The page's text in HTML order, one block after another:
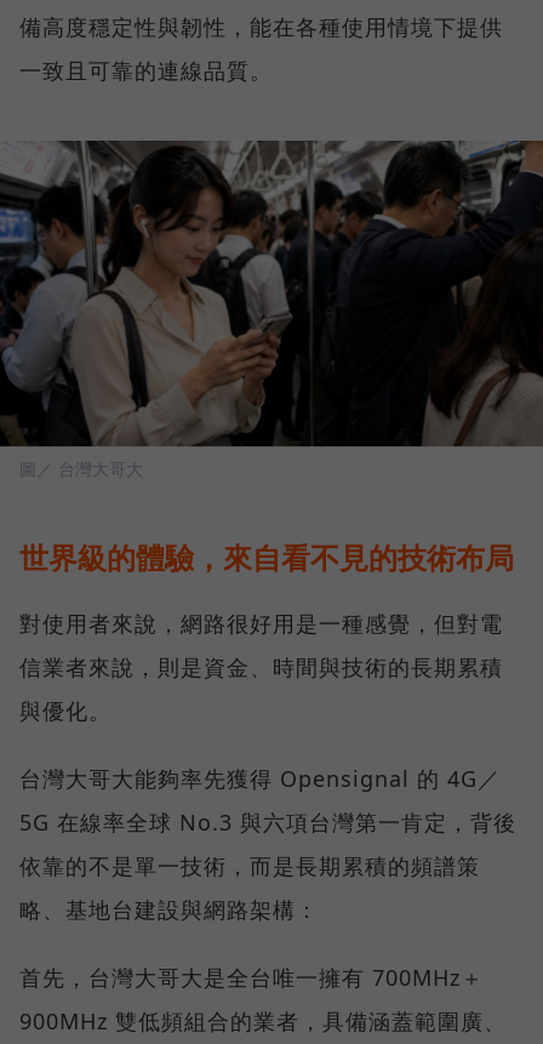
備高度穩定性與韌性，能在各種使用情境下提供
一致且可靠的連線品質。
圖／ 台灣大哥大
世界級的體驗，來自看不見的技術布局
對使用者來說，網路很好用是一種感覺，但對電
信業者來說，則是資金、時間與技術的長期累積
與優化。
台灣大哥大能夠率先獲得 Opensignal 的 4G／
5G 在線率全球 No.3 與六項台灣第一肯定，背後
依靠的不是單一技術，而是長期累積的頻譜策
略、基地台建設與網路架構：
首先，台灣大哥大是全台唯一擁有 700MHz＋
900MHz 雙低頻組合的業者，具備涵蓋範圍廣、